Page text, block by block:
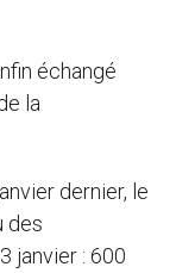
échangé
la
dernier, le
des
janvier : 600